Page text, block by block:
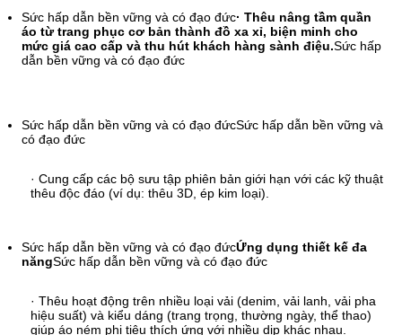
Sức hấp dẫn bền vững và có đạo đức· Thêu nâng tầm quần
áo từ trang phục cơ bản thành đồ xa xỉ, biện minh cho
mức giá cao cấp và thu hút khách hàng sành điệu.Sức hấp
dẫn bền vững và có đạo đức
Sức hấp dẫn bền vững và có đạo đứcSức hấp dẫn bền vững và
có đạo đức
· Cung cấp các bộ sưu tập phiên bản giới hạn với các kỹ thuật
thêu độc đáo (ví dụ: thêu 3D, ép kim loại).
Sức hấp dẫn bền vững và có đạo đứcỨng dụng thiết kế đa
năngSức hấp dẫn bền vững và có đạo đức
· Thêu hoạt động trên nhiều loại vải (denim, vải lanh, vải pha
hiệu suất) và kiểu dáng (trang trọng, thường ngày, thể thao)
giúp áo ném phi tiêu thích ứng với nhiều dịp khác nhau.